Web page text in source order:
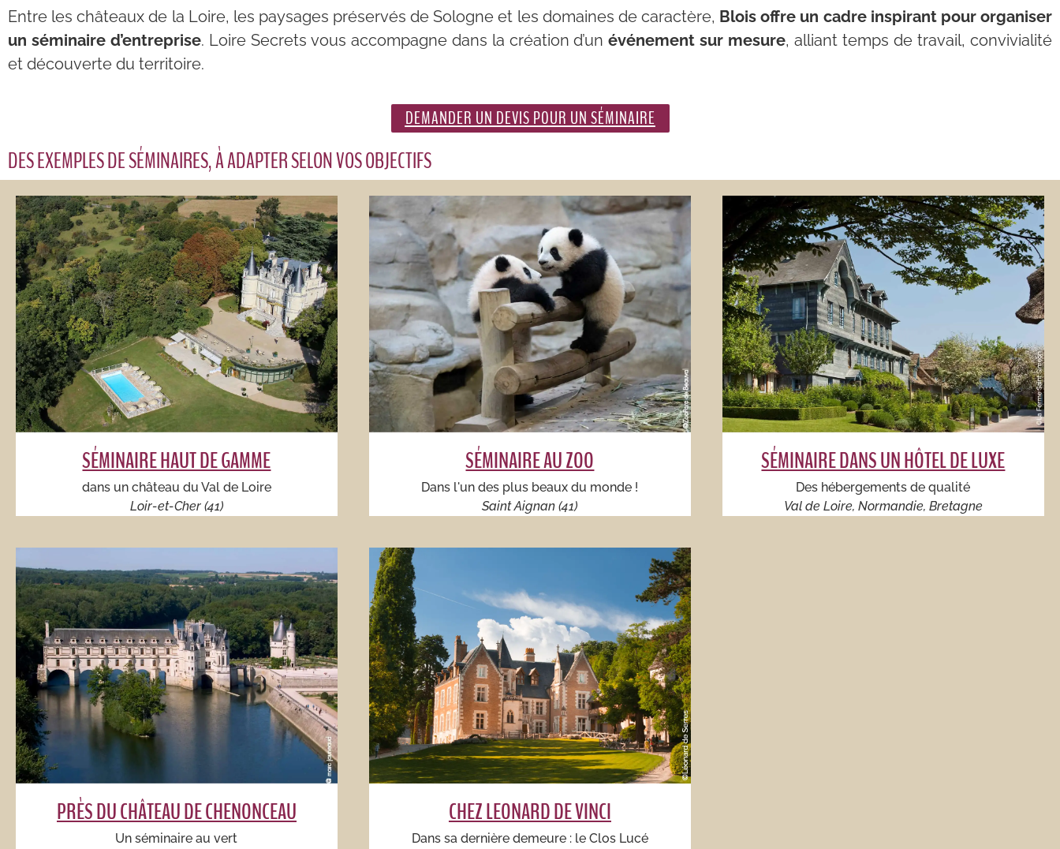
Entre les châteaux de la Loire, les paysages préservés de Sologne et les domaines de caractère, Blois offre un cadre inspirant pour organiser
un séminaire d’entreprise. Loire Secrets vous accompagne dans la création d’unévénement sur mesure, alliant temps de travail, convivialité
et découverte du territoire.
DEMANDER UN DEVIS POUR UN SÉMINAIRE
DES EXEMPLES DE SÉMINAIRES, À ADAPTER SELON VOS OBJECTIFS
SÉMINAIRE HAUT DE GAMME
dans un château du Val de Loire
Loir-et-Cher (41)
SÉMINAIRE AU ZOO​
Dans l'un des plus beaux du monde !​​
Saint Aignan (41)
SÉMINAIRE DANS UN HÔTEL DE LUXE​
Des hébergements de qualité
Val de Loire, Normandie, Bretagne
PRÈS DU CHÂTEAU DE CHENONCEAU
Un séminaire au vert​​​​
CHEZ LEONARD DE VINCI​
Dans sa dernière demeure : le Clos Lucé​​